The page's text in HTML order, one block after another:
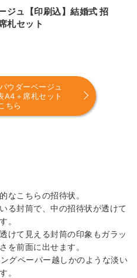
ジュ【印刷込】結婚式 招
札セット
ウダーベージュ
A4＋席札セット
ちら
なこちらの招待状。
る封筒で、中の招待状が透けて
。
けて見える封筒の印象もガラッ
を前面に出せます。
グペーパー越しかのような淡い
。